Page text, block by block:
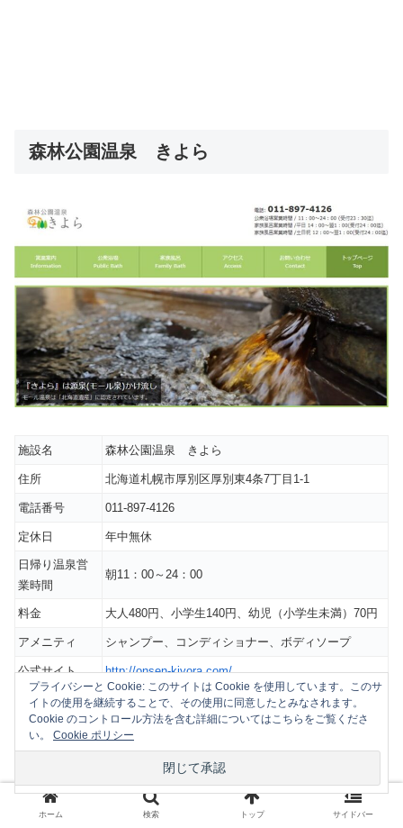
森林公園温泉 きよら
施設名 森林公園温泉 きよら
住所 北海道札幌市厚別区厚別東4条7丁目1-1
電話番号 011-897-4126
定休日 年中無休
日帰り温泉営
業時間
朝11：00～24：00
料金 大人480円、小学生140円、幼児（小学生未満）70円
アメニティ シャンプー、コンディショナー、ボディソープ
公式サイト http://onsen-kiyora.com/
泉質
ナトリウム－炭酸水素塩・塩化物泉（低張性アルカ
リ性温泉）
「森林公園温泉 きよら」は、源泉掛け流しのモール温泉
を銭湯料金で楽しめるスーパー銭湯と家族風呂が併設され
た日帰り温泉施設です。
ホーム 検索 トップ サイドバー
プライバシーと Cookie: このサイトは Cookie を使用しています。このサ
イトの使用を継続することで、その使用に同意したとみなされます。
Cookie のコントロール方法を含む詳細についてはこちらをご覧くださ
い。 Cookie ポリシー